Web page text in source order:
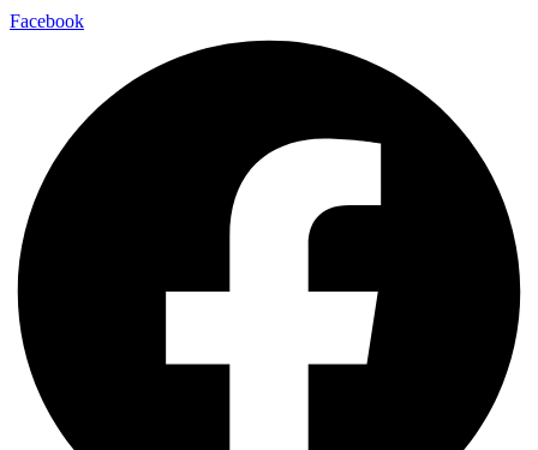
Facebook